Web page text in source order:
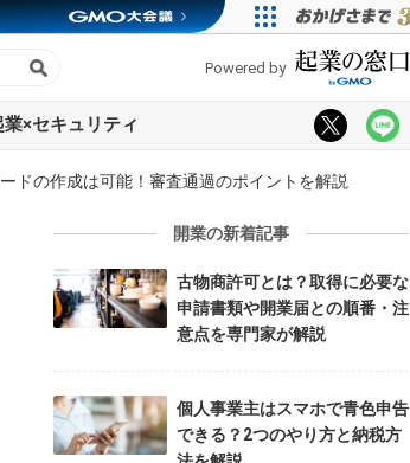
Powered by
業×セキュリティ
ドの作成は可能！審査通過のポイントを解説
開業の新着記事
古物商許可とは？取得に必要な
申請書類や開業届との順番・注
意点を専門家が解説
個人事業主はスマホで青色申告
できる？2つのやり方と納税方